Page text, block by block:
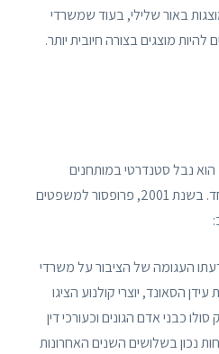
באור שלילי, בעוד שמשרדי
להיות מוצגים בצורה חיובית יותר.
הוא נבל סטנדרטי במותחנים
משפטיים ובסרטי משפט כאחד. בשנת 2001, פרופסור למשפטים
העגומה של הציבור על משרדי
הסאונד, יוצרי קולנוע הציגו
כבני אדם הגונים וכעורכי דין
נכון בשלושים השנים האחרונות